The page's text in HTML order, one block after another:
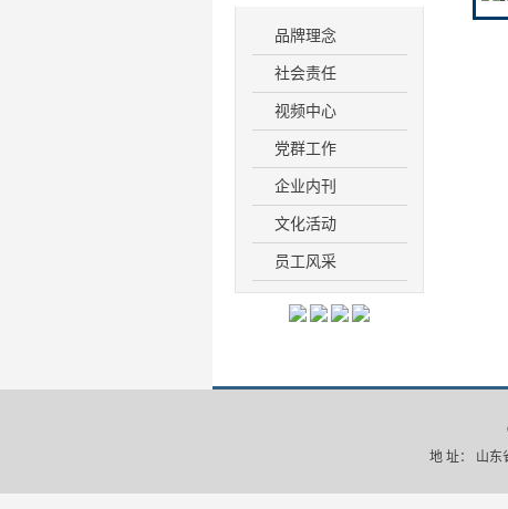
品牌理念
社会责任
视频中心
党群工作
企业内刊
文化活动
员工风采
地 址： 山东